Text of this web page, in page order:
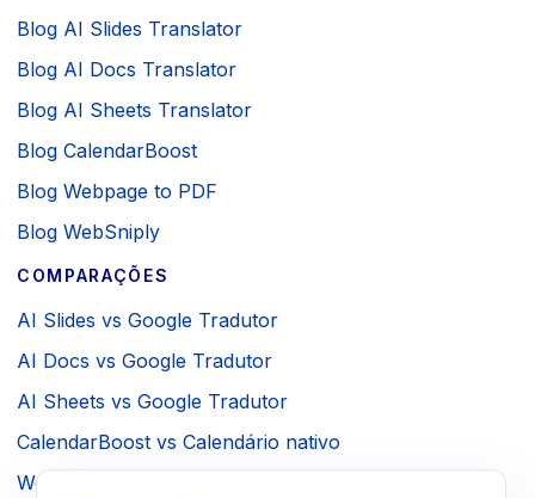
Blog AI Slides Translator
Blog AI Docs Translator
Blog AI Sheets Translator
Blog CalendarBoost
Blog Webpage to PDF
Blog WebSniply
COMPARAÇÕES
AI Slides vs Google Tradutor
AI Docs vs Google Tradutor
AI Sheets vs Google Tradutor
CalendarBoost vs Calendário nativo
Webpage to PDF vs Impressão do navegador